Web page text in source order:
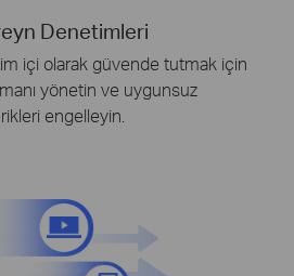
Denetimleri
içi olarak güvende tutmak için
yönetin ve uygunsuz
engelleyin.